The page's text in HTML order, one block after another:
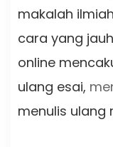
makalah
cara yang
online
ulang esai,
menulis ulang